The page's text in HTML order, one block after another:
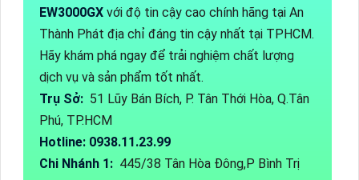
EW3000GX với độ tin cậy cao chính hãng tại An
Thành Phát địa chỉ đáng tin cậy nhất tại TPHCM.
Hãy khám phá ngay để trải nghiệm chất lượng
dịch vụ và sản phẩm tốt nhất.
Trụ Sở: 51 Lũy Bán Bích, P. Tân Thới Hòa, Q.Tân
Phú, TP.HCM
Hotline: 0938.11.23.99
Chi Nhánh 1: 445/38 Tân Hòa Đông,P Bình Trị